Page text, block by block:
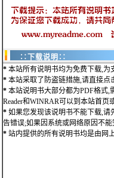
∷下载说明∷
* 本站所有说明书均为免费下载,
* 本站采取了防盗链措施,请直接点
* 本站说明书大部分都为PDF格式,
Reader和WINRAR可以到本站首页
* 如果您发现该说明书不能下载,请
告错误;如果因系统或网络原因不
* 站内提供的所有说明书均是由网